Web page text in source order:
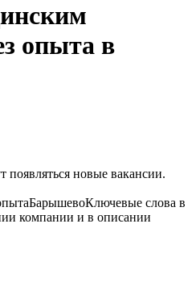
опыта в
появляться новые вакансии.
БарышевоКлючевые слова в
компании и в описании